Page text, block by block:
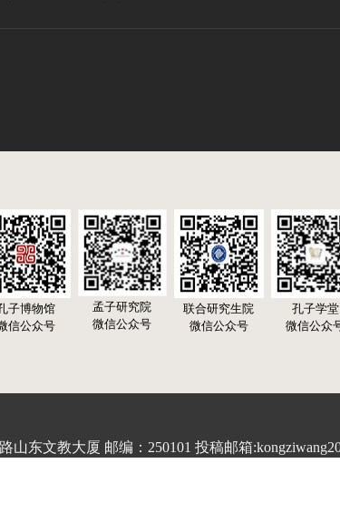
子博物馆
信公众号
孟子研究院
微信公众号
联合研究生院
微信公众号
孔子学堂
微信公众
山东文教大厦 邮编：250101 投稿邮箱